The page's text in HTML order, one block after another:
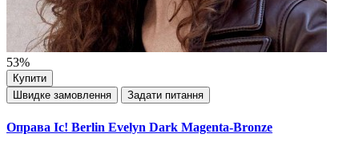
53%
Купити
Швидке замовлення
Задати питання
Оправа Ic! Berlin Evelyn Dark Magenta-Bronze